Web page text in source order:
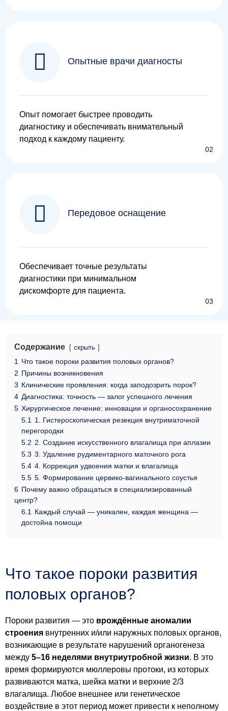
Опытные врачи диагносты
Опыт помогает быстрее проводить
диагностику и обеспечивать внимательный
подход к каждому пациенту.
02
Передовое оснащение
Обеспечивает точные результаты
диагностики при минимальном
дискомфорте для пациента.
03
Содержание скрыть
1
Что такое пороки развития половых органов?
2 Причины возникновения
3 Клинические проявления: когда заподозрить порок?
4 Диагностика: точность — залог успешного лечения
5 Хирургическое лечение: инновации и органосохранение
5.1
1. Гистероскопическая резекция внутриматочной
перегородки
5.2 2. Создание искусственного влагалища при аплазии
5.3 3. Удаление рудиментарного маточного рога
5.4 4. Коррекция удвоения матки и влагалища
5.5 5. Формирование цервико-вагинального соустья
6 Почему важно обращаться в специализированный
центр?
6.1
Каждый случай — уникален, каждая женщина —
достойна помощи
Что такое пороки развития
половых органов?
Пороки развития — это врождённые аномалии
строения внутренних и/или наружных половых органов,
возникающие в результате нарушений органогенеза
между 5–16 неделями внутриутробной жизни. В это
время формируются мюллеровы протоки, из которых
развиваются матка, шейка матки и верхние 2/3
влагалища. Любое внешнее или генетическое
воздействие в этот период может привести к неполному